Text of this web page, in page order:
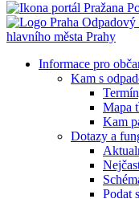
Odpadový
hlavního města Prahy
Informace pro
Kam s
Mapa
Kam
Dotazy a
Podat